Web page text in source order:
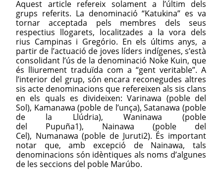
Aquest article refereix solament a l’últim dels
grups referits. La denominació “Katukina” es va
tornar acceptada pels membres dels seus
respectius llogarets, localitzades a la vora dels
rius Campinas i Gregório. En els últims anys, a
partir de l’actuació de joves líders indígenes, s’està
consolidant l’ús de la denominació Noke Kuin, que
és lliurement traduïda com a “gent veritable”. A
l’interior del grup, són encara reconegudes altres
sis acte denominacions que refereixen als sis clans
en els quals es divideixen: Varinawa (poble del
Sol), Kamanawa (poble de l’unça), Satanawa (poble
de la Llúdria), Waninawa (poble
del Pupuña1), Nainawa (poble del
Cel), Numanawa (poble de Juruti2). És important
notar que, amb excepció de Nainawa, tals
denominacions són idèntiques als noms d’algunes
de les seccions del poble Marúbo.